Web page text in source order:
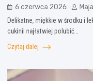
6 czerwca 2026
Delikatne, miękkie w środku i
cukinii najłatwiej polubić…
Czytaj dalej